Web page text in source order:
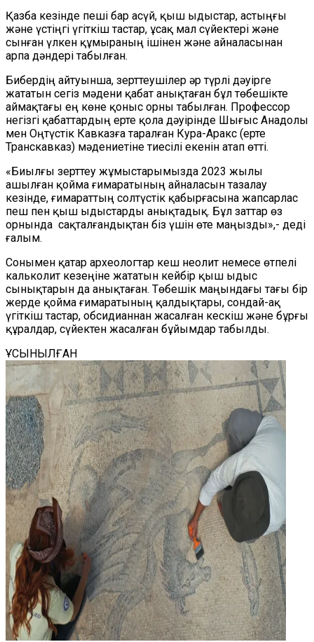
Қазба кезінде пеші бар асүй, қыш ыдыстар, астыңғы
және үстіңгі үгіткіш тастар, ұсақ мал сүйектері және
сынған үлкен құмыраның ішінен және айналасынан
арпа дәндері табылған.
Бибердің айтуынша, зерттеушілер әр түрлі дәуірге
жататын сегіз мәдени қабат анықтаған бұл төбешікте
аймақтағы ең көне қоныс орны табылған. Профессор
негізгі қабаттардың ерте қола дәуірінде Шығыс Анадолы
мен Оңтүстік Кавказға таралған Кура-Аракс (ерте
Транскавказ) мәдениетіне тиесілі екенін атап өтті.
«Биылғы зерттеу жұмыстарымызда 2023 жылы
ашылған қойма ғимаратының айналасын тазалау
кезінде, ғимараттың солтүстік қабырғасына жапсарлас
пеш пен қыш ыдыстарды анықтадық. Бұл заттар өз
орнында сақталғандықтан біз үшін өте маңызды»,- деді
ғалым.
Сонымен қатар археологтар кеш неолит немесе өтпелі
кальколит кезеңіне жататын кейбір қыш ыдыс
сынықтарын да анықтаған. Төбешік маңындағы тағы бір
жерде қойма ғимаратының қалдықтары, сондай-ақ
үгіткіш тастар, обсидианнан жасалған кескіш және бұрғы
құралдар, сүйектен жасалған бұйымдар табылды.
ҰСЫНЫЛҒАН